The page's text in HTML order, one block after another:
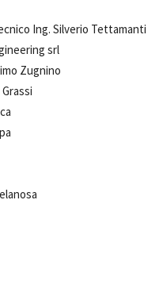
Ing. Silverio Tettamanti
srl
Zugnino